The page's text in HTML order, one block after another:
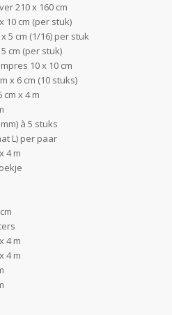
210 x 160 cm
10 cm (per stuk)
5 cm (1/16) per stuk
cm (per stuk)
10 x 10 cm
x 6 cm (10 stuks)
x 4 m
à 5 stuks
L) per paar
4 m
4 m
4 m